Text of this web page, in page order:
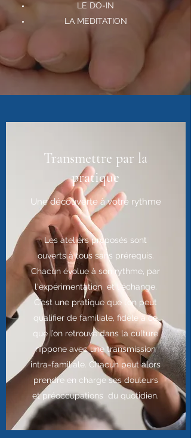
LE DO-IN
LA MEDITATION
Transmettre par la
pratique
Une découverte à votre rythme
Les ateliers proposés sont
ouverts à tous sans prérequis.
Chacun évolue à son rythme, par
l'expérimentation et l'échange.
C’est une pratique que l’on peut
qualifier de familiale, fidèle à ce
que l’on retrouve dans la culture
nippone avec une transmission
intra-familiale. Chacun peut alors
prendre en charge ses douleurs
et préoccupations du quotidien.